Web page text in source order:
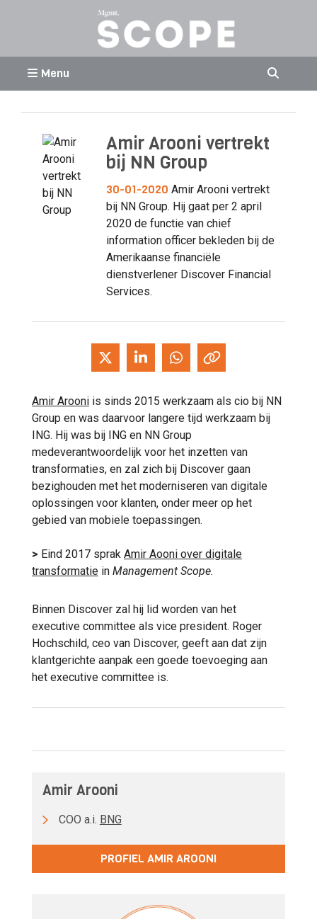
Menu
Amir Arooni vertrekt
bij NN Group
30-01-2020 Amir Arooni vertrekt
bij NN Group. Hij gaat per 2 april
2020 de functie van chief
information officer bekleden bij de
Amerikaanse financiële
dienstverlener Discover Financial
Services.
Amir Arooni is sinds 2015 werkzaam als cio bij NN
Group en was daarvoor langere tijd werkzaam bij
ING. Hij was bij ING en NN Group
medeverantwoordelijk voor het inzetten van
transformaties, en zal zich bij Discover gaan
bezighouden met het moderniseren van digitale
oplossingen voor klanten, onder meer op het
gebied van mobiele toepassingen.
> Eind 2017 sprak Amir Aooni over digitale
transformatie in Management Scope.
Binnen Discover zal hij lid worden van het
executive committee als vice president. Roger
Hochschild, ceo van Discover, geeft aan dat zijn
klantgerichte aanpak een goede toevoeging aan
het executive committee is.
Amir Arooni
COO a.i. BNG
PROFIEL AMIR AROONI